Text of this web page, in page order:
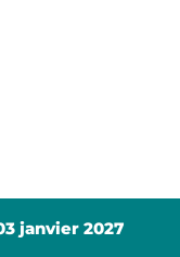
janvier 2027